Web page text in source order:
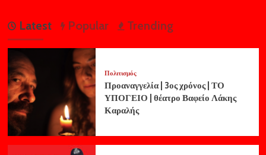
Latest Popular Trending
Πολιτισμός
Προαναγγελία | 3ος χρόνος | ΤΟ
ΥΠΟΓΕΙΟ | θέατρο Βαφείο Λάκης
Καραλής